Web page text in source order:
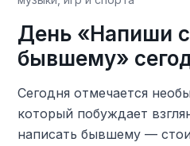
День «Напиши
бывшему»
Сегодня отмечается
который побуждает
написать бывшему —